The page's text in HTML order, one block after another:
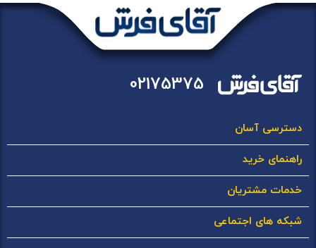
02175375
دسترسی آسان
راهنمای خرید
خدمات مشتریان
شبکه های اجتماعی